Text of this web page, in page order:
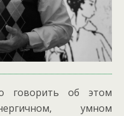
говорить об этом
умном